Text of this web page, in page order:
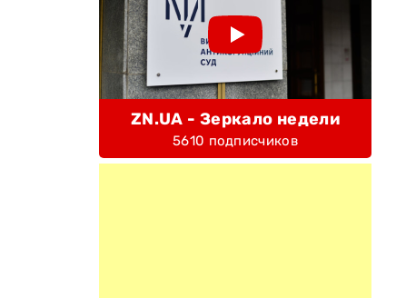
ZN.UA - Зеркало недели
5610 подписчиков